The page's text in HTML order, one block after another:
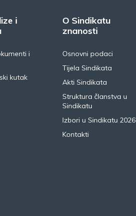
i
i
kutak
O Sindikatu
znanosti
Osnovni podaci
Tijela Sindikata
Akti Sindikata
Struktura članstva u
Sindikatu
Izbori u Sindikatu 2026
Kontakti